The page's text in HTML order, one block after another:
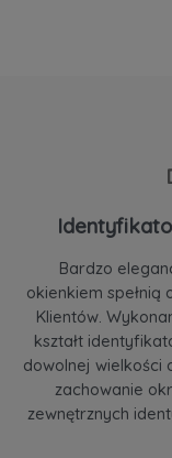
Bardzo
okienkiem
Klientów.
kształt
dowolnej wielkości
zachowanie
zewnętrznych